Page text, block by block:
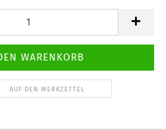
AUF DEN MERKZETTEL